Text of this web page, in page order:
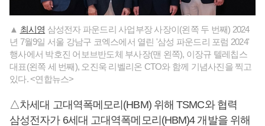
▲ 최시영 삼성전자 파운드리 사업부장 사장이(왼쪽 두 번째) 2024
년 7월9일 서울 강남구 코엑스에서 열린 '삼성 파운드리 포럼 2024'
행사에서 박호진 어보브반도체 부사장(맨 왼쪽), 이장규 텔레칩스
대표(왼쪽 세 번째), 오진욱 리벨리온 CTO와 함께 기념사진을 찍고
있다. <연합뉴스>
△차세대 고대역폭메모리(HBM) 위해 TSMC와 협력
삼성전자가 6세대 고대역폭메모리(HBM)4 개발을 위해